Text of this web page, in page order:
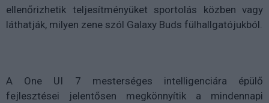
ellenőrizhetik teljesítményüket sportolás közben vagy
láthatják, milyen zene szól Galaxy Buds fülhallgatójukból.
A One UI 7 mesterséges intelligenciára épülő
fejlesztései jelentősen megkönnyítik a mindennapi